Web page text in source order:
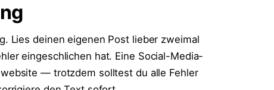
Lies deinen eigenen Post lieber zweimal
eingeschlichen hat. Eine Social-Media-
— trotzdem solltest du alle Fehler